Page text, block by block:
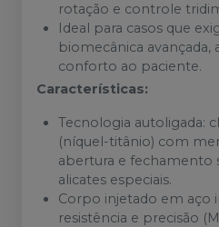
rotação e controle
Ideal para casos que
biomecânica avançada,
conforto ao paciente.
Características:
Tecnologia autoligada:
(níquel-titânio) com
abertura e fechamento
alicates especiais.
Corpo injetado em aço
resistência e precisão